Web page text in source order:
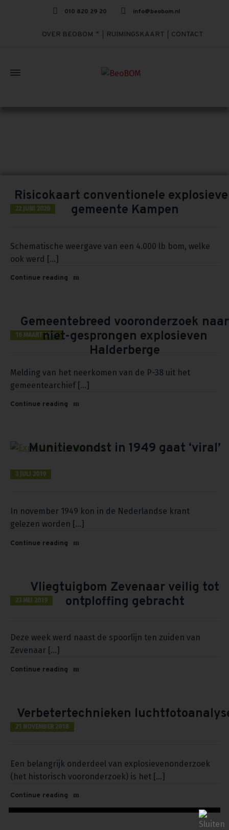
010 820 29 20 info@beobom.nl
OVER BEOBOM RUIMINGSKAART CONTACT
22 JUNI 2020
Risicokaart conventionele
gemeente Kampen
Schematische weergave van een 4.000 lb bom, welke
ook werd [...]
Continue reading
16 MAART 2020
Gemeentebreed vooronderzoek naar
niet-gesprongen explosieven
Halderberge
Melding van het neerkomen van de P-38 uit het
gemeentearchief [...]
Continue reading
3 JULI 2019
Munitievondst in 1949 gaat ‘viral’
In november 1949 kon in de Nederlandse krant
gelezen worden [...]
Continue reading
23 MEI 2019
Vliegtuigbom Zevenaar veilig tot
ontploffing gebracht
Deze week werd naast de spoorlijn ten zuiden van
Zevenaar [...]
Continue reading
21 NOVEMBER 2018
Verbetertechnieken
Een belangrijk onderdeel van explosievenonderzoek
(het historisch vooronderzoek) is het [...]
Continue reading